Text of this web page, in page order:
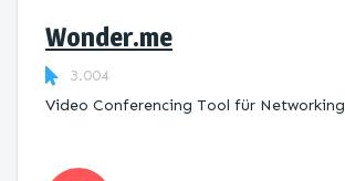
Wonder.me
3.004
Video Conferencing Tool für Networking